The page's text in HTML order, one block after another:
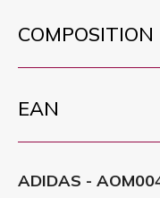
COMPOSITION
EAN
ADIDAS -